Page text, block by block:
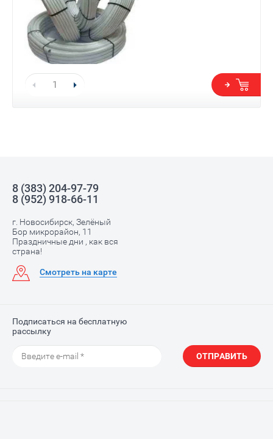
8 (383) 204-97-79
8 (952) 918-66-11
г. Новосибирск, Зелёный
Бор микрорайон, 11
Праздничные дни , как вся
страна!
Смотреть на карте
Подписаться на бесплатную
рассылку
ОТПРАВИТЬ